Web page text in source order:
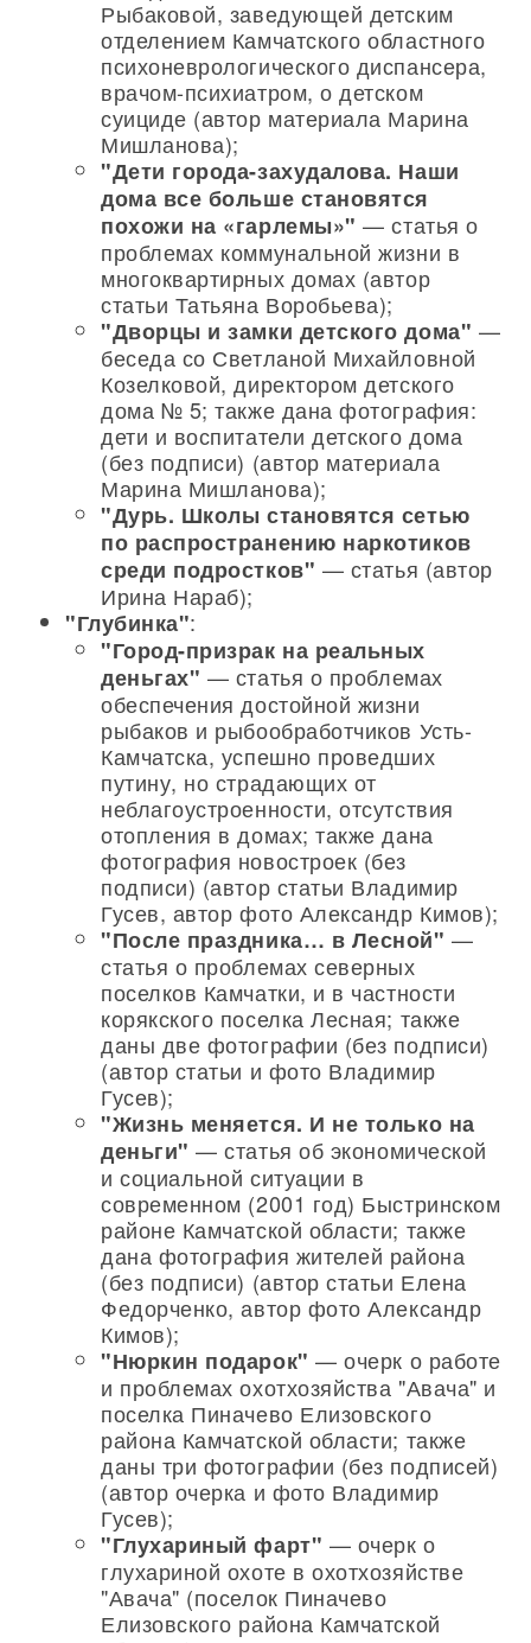
Рыбаковой, заведующей детским
отделением Камчатского областного
психоневрологического диспансера,
врачом-психиатром, о детском
суициде (автор материала Марина
Мишланова);
"Дети города-захудалова. Наши
дома все больше становятся
похожи на «гарлемы»" — статья о
проблемах коммунальной жизни в
многоквартирных домах (автор
статьи Татьяна Воробьева);
"Дворцы и замки детского дома" —
беседа со Светланой Михайловной
Козелковой, директором детского
дома № 5; также дана фотография:
дети и воспитатели детского дома
(без подписи) (автор материала
Марина Мишланова);
"Дурь. Школы становятся сетью
по распространению наркотиков
среди подростков" — статья (автор
Ирина Нараб);
"Глубинка":
"Город-призрак на реальных
деньгах" — статья о проблемах
обеспечения достойной жизни
рыбаков и рыбообработчиков Усть-
Камчатска, успешно проведших
путину, но страдающих от
неблагоустроенности, отсутствия
отопления в домах; также дана
фотография новостроек (без
подписи) (автор статьи Владимир
Гусев, автор фото Александр Кимов);
"После праздника… в Лесной" —
статья о проблемах северных
поселков Камчатки, и в частности
корякского поселка Лесная; также
даны две фотографии (без подписи)
(автор статьи и фото Владимир
Гусев);
"Жизнь меняется. И не только на
деньги" — статья об экономической
и социальной ситуации в
современном (2001 год) Быстринском
районе Камчатской области; также
дана фотография жителей района
(без подписи) (автор статьи Елена
Федорченко, автор фото Александр
Кимов);
"Нюркин подарок" — очерк о работе
и проблемах охотхозяйства "Авача" и
поселка Пиначево Елизовского
района Камчатской области; также
даны три фотографии (без подписей)
(автор очерка и фото Владимир
Гусев);
"Глухариный фарт" — очерк о
глухариной охоте в охотхозяйстве
"Авача" (поселок Пиначево
Елизовского района Камчатской